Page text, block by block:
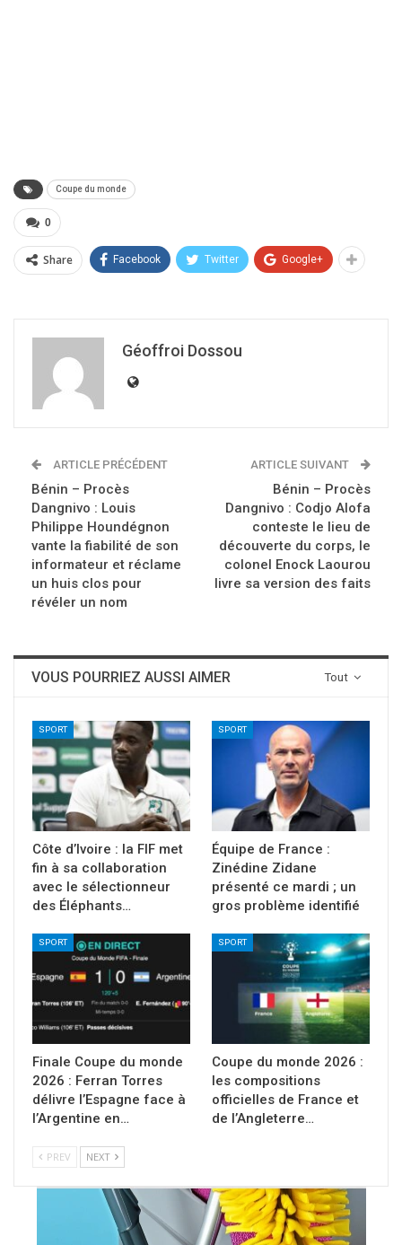
Coupe du monde
0
Share Facebook Twitter Google+
Géoffroi Dossou
ARTICLE PRÉCÉDENT
Bénin – Procès
Dangnivo : Louis
Philippe Houndégnon
vante la fiabilité de son
informateur et réclame
un huis clos pour
révéler un nom
ARTICLE SUIVANT
Bénin – Procès
Dangnivo : Codjo Alofa
conteste le lieu de
découverte du corps, le
colonel Enock Laourou
livre sa version des faits
Tout
VOUS POURRIEZ AUSSI AIMER
SPORT
Côte d’Ivoire : la FIF met
fin à sa collaboration
avec le sélectionneur
des Éléphants…
SPORT
Équipe de France :
Zinédine Zidane
présenté ce mardi ; un
gros problème identifié
SPORT
Finale Coupe du monde
2026 : Ferran Torres
délivre l’Espagne face à
l’Argentine en…
SPORT
Coupe du monde 2026 :
les compositions
officielles de France et
de l’Angleterre…
PREV NEXT